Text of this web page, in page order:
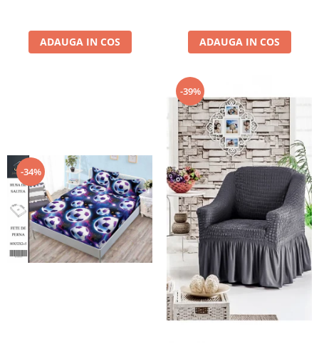
ADAUGA IN COS ADAUGA IN COS
-34%
-39%